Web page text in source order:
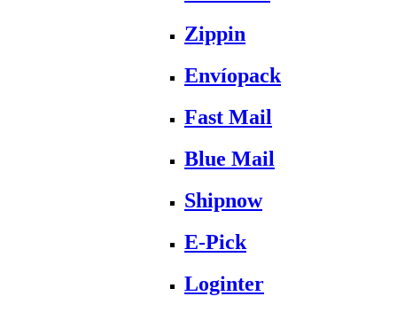
Zippin
Envíopack
Fast Mail
Blue Mail
Shipnow
E-Pick
Loginter